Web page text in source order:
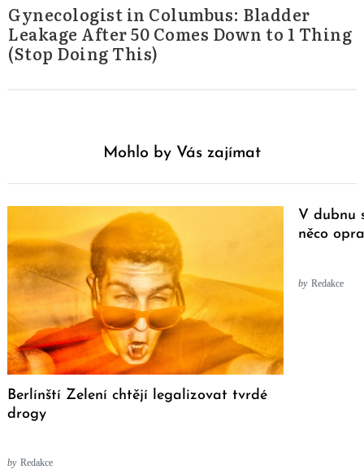
Gynecologist in Columbus: Bladder
Leakage After 50 Comes Down to 1 Thing
(Stop Doing This)
Mohlo by Vás zajímat
Berlínští Zelení chtějí legalizovat tvrdé
drogy
by Redakce
V dubnu
něco
by Redakce